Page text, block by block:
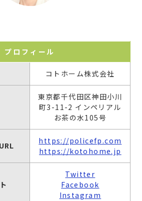
プロフィール
コトホーム株式会社
東京都千代田区神田小川
町3-11-2 インペリアル
お茶の水105号
https://policefp.com
https://kotohome.jp
Twitter
Facebook
Instagram